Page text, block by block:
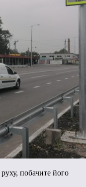
побачите його